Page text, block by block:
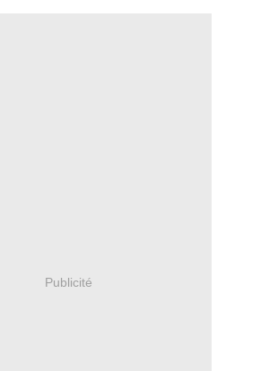
Publicité